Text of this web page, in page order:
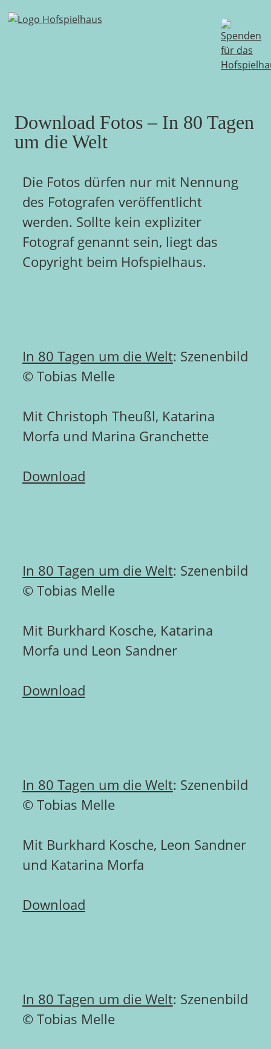
to
Download Fotos – In 80 Tagen
um die Welt
Die Fotos dürfen nur mit Nennung
des Fotografen veröffentlicht
werden. Sollte kein expliziter
Fotograf genannt sein, liegt das
Copyright beim Hofspielhaus.
In 80 Tagen um die Welt: Szenenbild
© Tobias Melle
Mit Christoph Theußl, Katarina
Morfa und Marina Granchette
Download
In 80 Tagen um die Welt: Szenenbild
© Tobias Melle
Mit Burkhard Kosche, Katarina
Morfa und Leon Sandner
Download
In 80 Tagen um die Welt: Szenenbild
© Tobias Melle
Mit Burkhard Kosche, Leon Sandner
und Katarina Morfa
Download
In 80 Tagen um die Welt: Szenenbild
© Tobias Melle